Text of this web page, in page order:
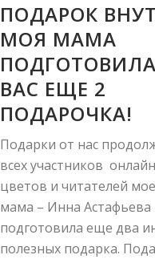
ПОДАРОК
МОЯ МАМА
ВАС ЕЩЕ 2
ПОДАРОЧКА!
Подарки от нас
всех участников
цветов и читателей
мама – Инна Астафьева
подготовила еще два
полезных подарка.